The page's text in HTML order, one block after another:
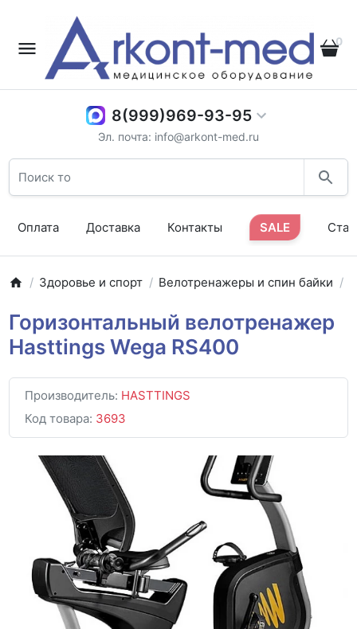
0
8(999)969-93-95
Эл. почта: info@arkont-med.ru
Оплата Доставка Контакты SALE
Здоровье и спорт Велотренажеры и спин байки
Горизонтальный велотренажер
Hasttings Wega RS400
Производитель: HASTTINGS
Код товара: 3693